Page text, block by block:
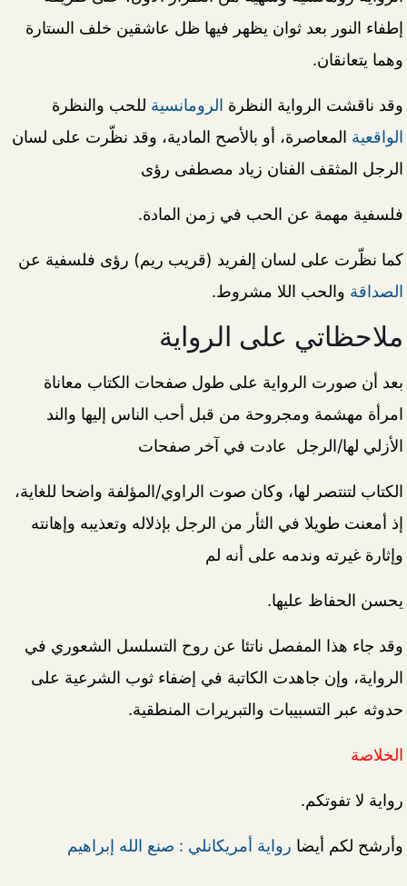
إطفاء النور بعد ثوان يظهر فيها ظل عاشقين خلف الستارة
وهما يتعانقان.
وقد ناقشت الرواية النظرة الرومانسية للحب والنظرة
الواقعية المعاصرة، أو بالأصح المادية، وقد نظّرت على لسان
الرجل المثقف الفنان زياد مصطفى رؤى
فلسفية مهمة عن الحب في زمن المادة.
كما نظّرت على لسان إلفريد (قريب ريم) رؤى فلسفية عن
الصداقة والحب اللا مشروط.
ملاحظاتي على الرواية
بعد أن صورت الرواية على طول صفحات الكتاب معاناة
امرأة مهشمة ومجروحة من قبل أحب الناس إليها والند
الأزلي لها/الرجل عادت في آخر صفحات
الكتاب لتنتصر لها، وكان صوت الراوي/المؤلفة واضحا للغاية،
إذ أمعنت طويلا في الثأر من الرجل بإذلاله وتعذيبه وإهانته
وإثارة غيرته وندمه على أنه لم
يحسن الحفاظ عليها.
وقد جاء هذا المفصل ناتئا عن روح التسلسل الشعوري في
الرواية، وإن جاهدت الكاتبة في إضفاء ثوب الشرعية على
حدوثه عبر التسبيبات والتبريرات المنطقية.
الخلاصة
رواية لا تفوتكم.
وأرشح لكم أيضا رواية أمريكانلي : صنع الله إبراهيم